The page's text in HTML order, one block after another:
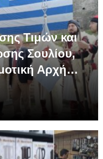
Τιμών και
Σουλίου,
Αρχή…